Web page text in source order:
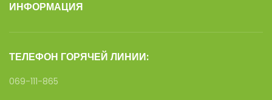
ИНФОРМАЦИЯ
ТЕЛЕФОН ГОРЯЧЕЙ ЛИНИИ:
069-111-865